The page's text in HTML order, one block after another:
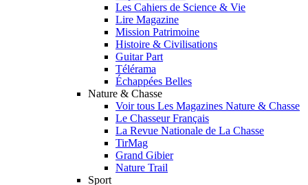
Les Cahiers de Science & Vie
Lire Magazine
Mission Patrimoine
Histoire & Civilisations
Guitar Part
Télérama
Échappées Belles
Nature & Chasse
Voir tous Les Magazines Nature & Chasse
Le Chasseur Français
La Revue Nationale de La Chasse
TirMag
Grand Gibier
Nature Trail
Sport